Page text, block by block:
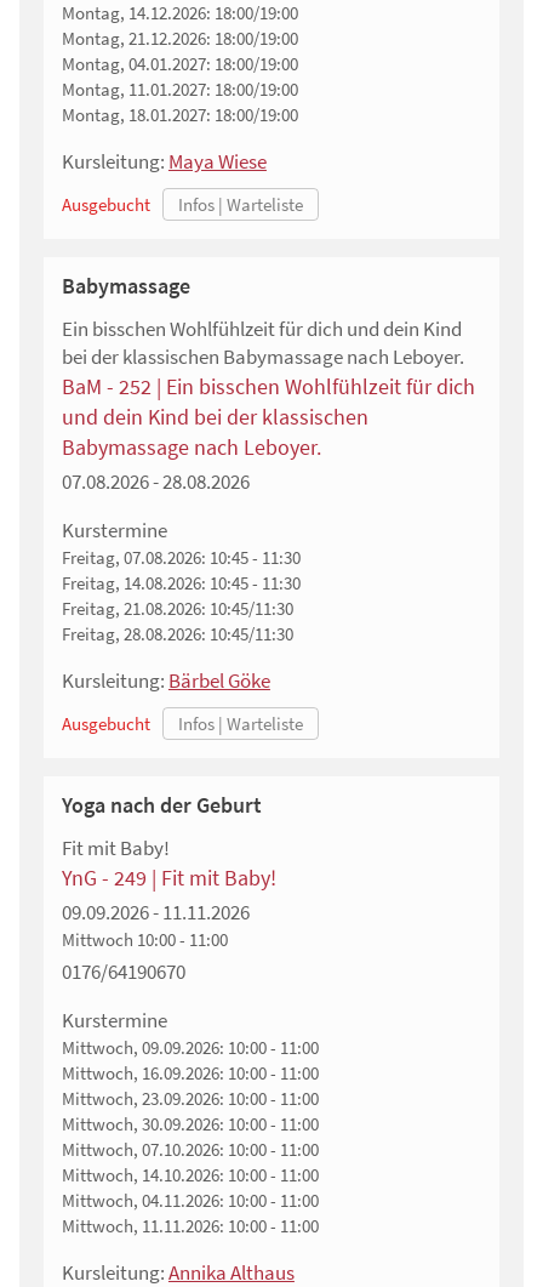
Montag, 14.12.2026: 18:00/19:00
Montag, 21.12.2026: 18:00/19:00
Montag, 04.01.2027: 18:00/19:00
Montag, 11.01.2027: 18:00/19:00
Montag, 18.01.2027: 18:00/19:00
Kursleitung: Maya Wiese
Ausgebucht
Babymassage
Ein bisschen Wohlfühlzeit für dich und dein Kind
bei der klassischen Babymassage nach Leboyer.
BaM - 252 | Ein bisschen Wohlfühlzeit für dich
und dein Kind bei der klassischen
Babymassage nach Leboyer.
07.08.2026 - 28.08.2026
Kurstermine
Freitag, 07.08.2026: 10:45 - 11:30
Freitag, 14.08.2026: 10:45 - 11:30
Freitag, 21.08.2026: 10:45/11:30
Freitag, 28.08.2026: 10:45/11:30
Kursleitung: Bärbel Göke
Ausgebucht
Yoga nach der Geburt
Fit mit Baby!
YnG - 249 | Fit mit Baby!
09.09.2026 - 11.11.2026
Mittwoch 10:00 - 11:00
0176/64190670
Kurstermine
Mittwoch, 09.09.2026: 10:00 - 11:00
Mittwoch, 16.09.2026: 10:00 - 11:00
Mittwoch, 23.09.2026: 10:00 - 11:00
Mittwoch, 30.09.2026: 10:00 - 11:00
Mittwoch, 07.10.2026: 10:00 - 11:00
Mittwoch, 14.10.2026: 10:00 - 11:00
Mittwoch, 04.11.2026: 10:00 - 11:00
Mittwoch, 11.11.2026: 10:00 - 11:00
Kursleitung:Annika Althaus